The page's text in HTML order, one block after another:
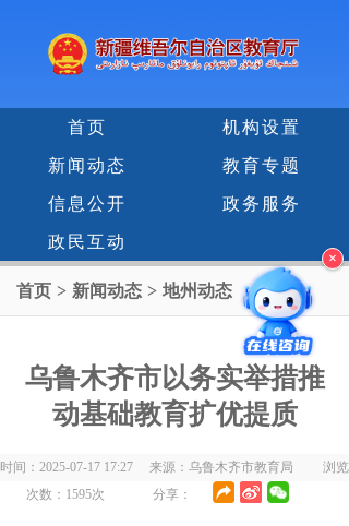
首页 机构设置
新闻动态 教育专题
信息公开 政务服务
政民互动
首页 > 新闻动态 > 地州动态
乌鲁木齐市以务实举措推
动基础教育扩优提质
时间：2025-07-17 17:27 来源：乌鲁木齐市教育局 浏览
次数： 1595次 分享：
×